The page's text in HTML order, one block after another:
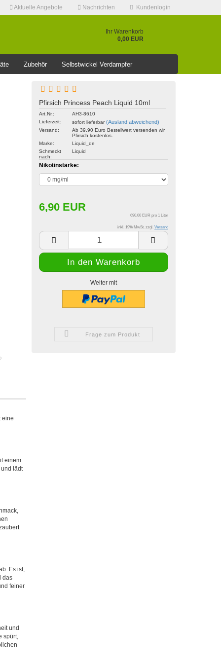
Aktuelle Angebote Nachrichten Kundenlogin
Konto erstellen
Passwort vergessen?
Ihr Warenkorb
0,00 EUR
Zubehör Selbstwickel Verdampfer
❤️️⭐AKTUELLE RABATT AKTION >>⭐❤️️
Pfirsich Princess Peach Liquid 10ml
Art.Nr.:
AH3-8610
Lieferzeit:
sofort lieferbar(Ausland abweichend)
Versand:
Ab 39,90 Euro Bestellwert versenden wir
Pfirsich kostenlos.
Marke:
Liquid_de
Schmeckt
nach:
Liquid
Nikotinstärke:
6,90 EUR
690,00 EUR pro 1 Liter
inkl. 19% MwSt. zzgl. Versand
Weiter mit
Frage zum Produkt
eine
einem
lädt
Es ist,
das
feiner
und
spürt,